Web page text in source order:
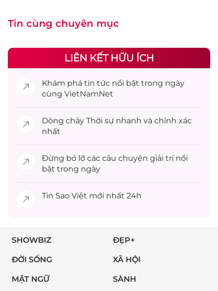
Tin cùng chuyên mục
LIÊN KẾT HỮU ÍCH
Khám phá tin tức nổi bật trong ngày
cùng VietNamNet
Dòng chảy Thời sự nhanh và chính xác
nhất
Đừng bỏ lỡ các câu chuyện giải trínổi
bật trong ngày
Tin Sao Việt mới nhất 24h
SHOWBIZ ĐẸP+
ĐỜI SỐNG XÃ HỘI
MẬT NGỮ SÀNH